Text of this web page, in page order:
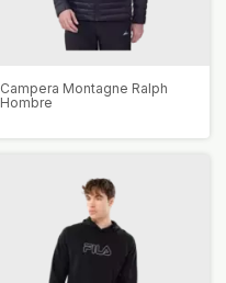
Campera Montagne Ralph
Hombre